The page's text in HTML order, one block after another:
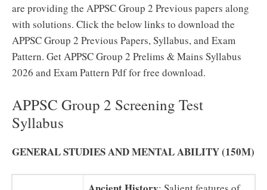
are providing the APPSC Group 2 Previous papers along
with solutions. Click the below links to download the
APPSC Group 2 Previous Papers, Syllabus, and Exam
Pattern. Get APPSC Group 2 Prelims & Mains Syllabus
2026 and Exam Pattern Pdf for free download.
APPSC Group 2 Screening Test
Syllabus
GENERAL STUDIES AND MENTAL ABILITY (150M)